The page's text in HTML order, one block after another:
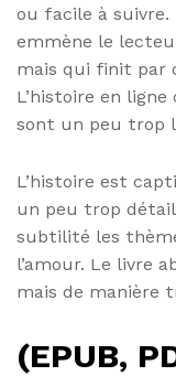
ou facile à suivre.
emmène le
mais qui finit par
L’histoire en
sont un peu trop
L’histoire est
un peu trop
subtilité les
l’amour. Le livre
mais de manière
(EPUB,